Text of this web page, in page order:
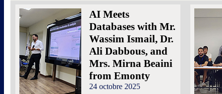
AI Meets
Databases with Mr.
Wassim Ismail, Dr.
Ali Dabbous, and
Mrs. Mirna Beaini
from Emonty
24 octobre 2025